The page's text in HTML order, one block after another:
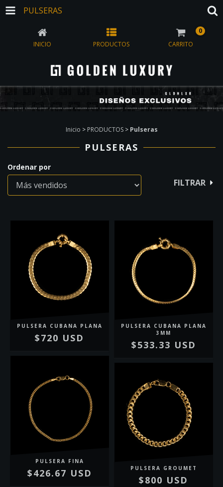
PULSERAS
INICIO PRODUCTOS CARRITO
0
Inicio > PRODUCTOS > Pulseras
PULSERAS
Ordenar por
FILTRAR
PULSERA CUBANA PLANA
$720 USD
PULSERA CUBANA PLANA
3MM
$533.33 USD
PULSERA FINA
$426.67 USD PULSERA GROUMET
$800 USD